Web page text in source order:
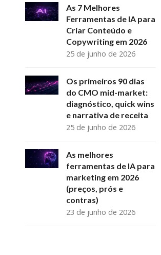
As 7 Melhores
Ferramentas de IA para
Criar Conteúdo e
Copywriting em 2026
25 de junho de 2026
Os primeiros 90 dias
do CMO mid-market:
diagnóstico, quick wins
e narrativa de receita
25 de junho de 2026
As melhores
ferramentas de IA para
marketing em 2026
(preços, prós e
contras)
23 de junho de 2026